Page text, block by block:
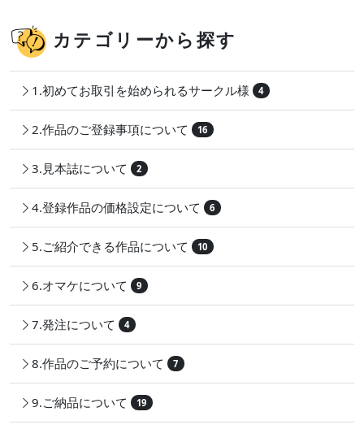
カテゴリーから探す
1.初めてお取引を始められるサークル様 4
2.作品のご登録事項について 16
3.見本誌について 2
4.登録作品の価格設定について 6
5.ご紹介できる作品について 10
6.オマケについて 9
7.発注について 4
8.作品のご予約について 7
9.ご納品について 19